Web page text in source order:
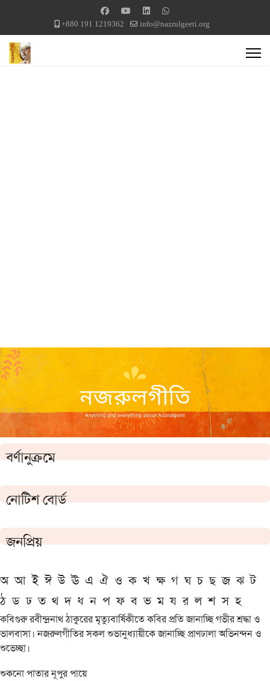
+880 191 1219362 info@nazrulgeeti.org
বর্ণানুক্রমে
নোটিশ বোর্ড
জনপ্রিয়
অ আ ই ঈ উ ঊ এ ঐ ও ক খ ক্ষ গ ঘ চ ছ জ ঝ ট
ঠ ড ঢ ত থ দ ধ ন প ফ ব ভ ম য র ল শ স হ
কবিগুরু রবীন্দ্রনাথ ঠাকুরের মৃত্যুবার্ষিকীতে কবির প্রতি জানাচ্ছি গভীর শ্রদ্ধা ও
ভালবাসা। নজরুলগীতির সকল শুভানুধ্যায়ীকে জানাচ্ছি প্রাণঢালা অভিনন্দন ও
শুভেচ্ছা।
শুকনো পাতার নূপুর পায়ে